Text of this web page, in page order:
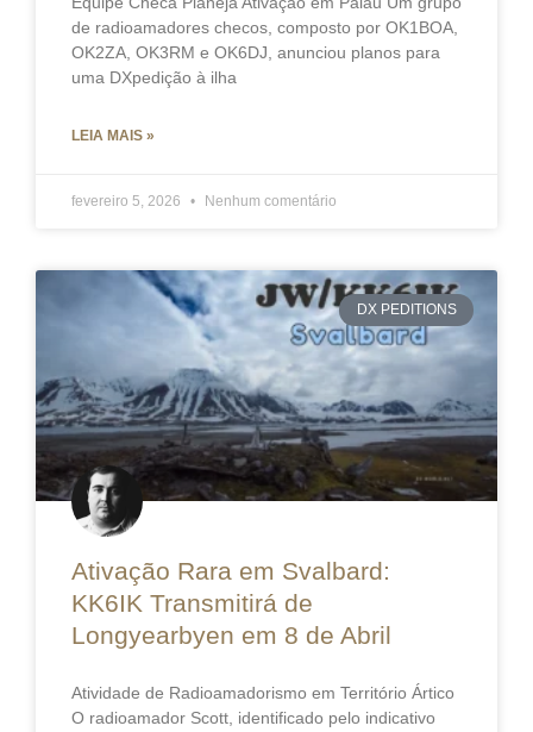
de radioamadores checos, composto por OK1BOA,
OK2ZA, OK3RM e OK6DJ, anunciou planos para
uma DXpedição à ilha
LEIA MAIS »
fevereiro 5, 2026 Nenhum comentário
DX PEDITIONS
Ativação Rara em Svalbard:
KK6IK Transmitirá de
Longyearbyen em 8 de Abril
Atividade de Radioamadorismo em Território Ártico
O radioamador Scott, identificado pelo indicativo